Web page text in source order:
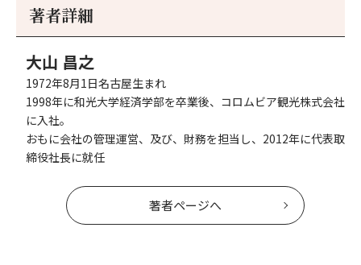
著者詳細
大山 昌之
1972年8月1日名古屋生まれ
1998年に和光大学経済学部を卒業後、コロムビア観光株式会社
に入社。
おもに会社の管理運営、及び、財務を担当し、2012年に代表取
締役社長に就任
著者ページへ